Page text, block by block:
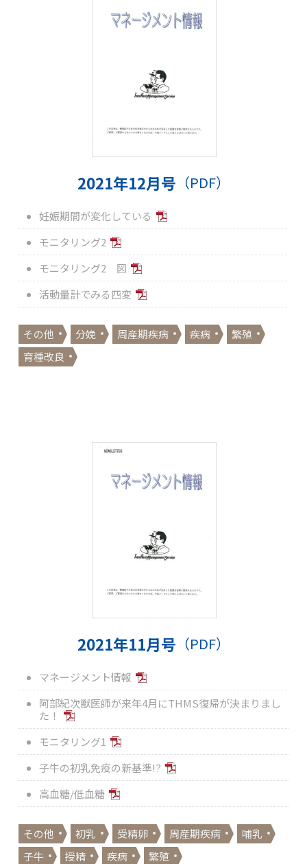
2021年12月号 （PDF）
妊娠期間が変化している
モニタリング2
モニタリング2 図
活動量計でみる四変
その他 分娩 周産期疾病 疾病
繁殖
育種改良
2021年11月号 （PDF）
マネージメント情報
阿部紀次獣医師が来年4月にTHMS復帰が決まりまし
た！
モニタリング1
子牛の初乳免疫の新基準!?
高血糖/低血糖
その他 初乳 受精卵 周産期疾病
哺乳
子牛
授精 疾病 繁殖